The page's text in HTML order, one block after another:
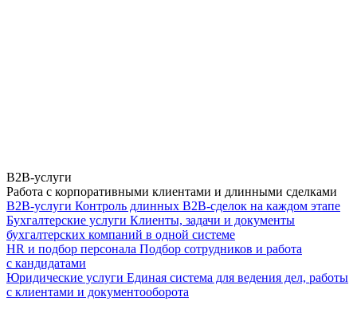
B2B-услуги
Работа с корпоративными клиентами и длинными сделками
B2B-услуги Контроль длинных B2B-сделок на каждом этапе
Бухгалтерские услуги Клиенты, задачи и документы
бухгалтерских компаний в одной системе
HR и подбор персонала Подбор сотрудников и работа
с кандидатами
Юридические услуги Единая система для ведения дел, работы
с клиентами и документооборота